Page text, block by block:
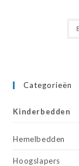
Categorieën
Kinderbedden
Hemelbedden
Hoogslapers